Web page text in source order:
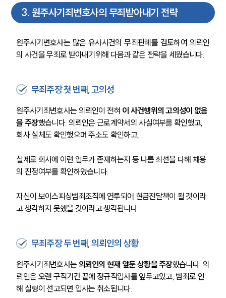
3. 원주사기죄변호사의 무죄받아내기 전략
원주사기변호사는 많은 유사사건의 무죄판례를 검토하여 의뢰인
의 사건을 무죄로 받아내기위해 다음과 같은 전략을 세웠습니다.
무죄주장 첫 번째, 고의성
원주사기죄변호사는 의뢰인이 전혀 이 사건행위의 고의성이 없음
을 주장했습니다. 의뢰인은 근로계약서의 사실여부를 확인했고,
회사 실체도 확인했으며 주소도 확인하고,
실제로 회사에 이런 업무가 존재하는지 등 나름 최선을 다해 채용
의 진정여부를 확인하였습니다.
자신이 보이스피싱범죄조직에 연루되어 현금전달책이 될 것이라
고 생각하지 못했을 것이라고 생각됩니다.
무죄주장 두 번째, 의뢰인의 상황
원주사기죄변호사는 의뢰인의 현재 앞둔 상황을 주장했습니다. 의
뢰인은 오랜 구직기간 끝에 정규직입사를 앞두고있고, 범죄로 인
해 실형이 선고되면 입사는 취소됩니다.